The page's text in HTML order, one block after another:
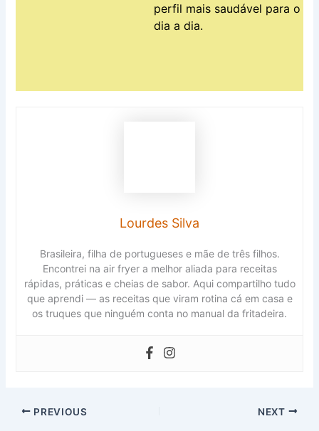
perfil mais saudável para o
dia a dia.
Lourdes Silva
Brasileira, filha de portugueses e mãe de três filhos.
Encontrei na air fryer a melhor aliada para receitas
rápidas, práticas e cheias de sabor. Aqui compartilho tudo
que aprendi — as receitas que viram rotina cá em casa e
os truques que ninguém conta no manual da fritadeira.
PREVIOUS NEXT